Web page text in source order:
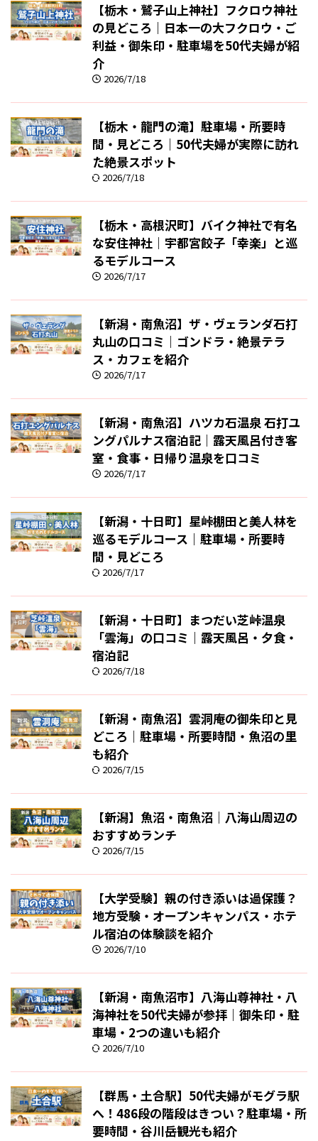
【栃木・鷲子山上神社】フクロウ神社
の見どころ｜日本一の大フクロウ・ご
利益・御朱印・駐車場を50代夫婦が紹
介
2026/7/18
【栃木・龍門の滝】駐車場・所要時
間・見どころ｜50代夫婦が実際に訪れ
た絶景スポット
2026/7/18
【栃木・高根沢町】バイク神社で有名
な安住神社｜宇都宮餃子「幸楽」と巡
るモデルコース
2026/7/17
【新潟・南魚沼】ザ・ヴェランダ石打
丸山の口コミ｜ゴンドラ・絶景テラ
ス・カフェを紹介
2026/7/17
【新潟・南魚沼】ハツカ石温泉 石打ユ
ングパルナス宿泊記｜露天風呂付き客
室・食事・日帰り温泉を口コミ
2026/7/17
【新潟・十日町】星峠棚田と美人林を
巡るモデルコース｜駐車場・所要時
間・見どころ
2026/7/17
【新潟・十日町】まつだい芝峠温泉
「雲海」の口コミ｜露天風呂・夕食・
宿泊記
2026/7/18
【新潟・南魚沼】雲洞庵の御朱印と見
どころ｜駐車場・所要時間・魚沼の里
も紹介
2026/7/15
【新潟】魚沼・南魚沼｜八海山周辺の
おすすめランチ
2026/7/15
【大学受験】親の付き添いは過保護？
地方受験・オープンキャンパス・ホテ
ル宿泊の体験談を紹介
2026/7/10
【新潟・南魚沼市】八海山尊神社・八
海神社を50代夫婦が参拝｜御朱印・駐
車場・2つの違いも紹介
2026/7/10
【群馬・土合駅】50代夫婦がモグラ駅
へ！486段の階段はきつい？駐車場・所
要時間・谷川岳観光も紹介